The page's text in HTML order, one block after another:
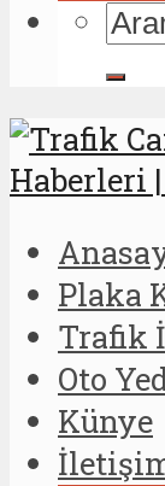
Plaka
Trafik
Oto
Künye